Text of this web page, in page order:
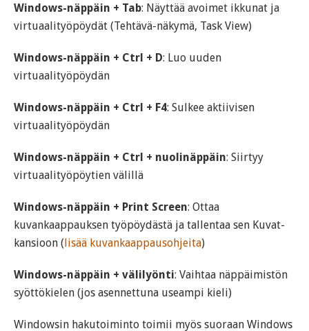
Windows-näppäin + Tab: Näyttää avoimet ikkunat ja
virtuaalityöpöydät (Tehtävä-näkymä, Task View)
Windows-näppäin + Ctrl + D: Luo uuden
virtuaalityöpöydän
Windows-näppäin + Ctrl + F4: Sulkee aktiivisen
virtuaalityöpöydän
Windows-näppäin + Ctrl + nuolinäppäin: Siirtyy
virtuaalityöpöytien välillä
Windows-näppäin + Print Screen: Ottaa
kuvankaappauksen työpöydästä ja tallentaa sen Kuvat-
kansioon (lisää kuvankaappausohjeita)
Windows-näppäin + välilyönti: Vaihtaa näppäimistön
syöttökielen (jos asennettuna useampi kieli)
Windowsin hakutoiminto toimii myös suoraan Windows